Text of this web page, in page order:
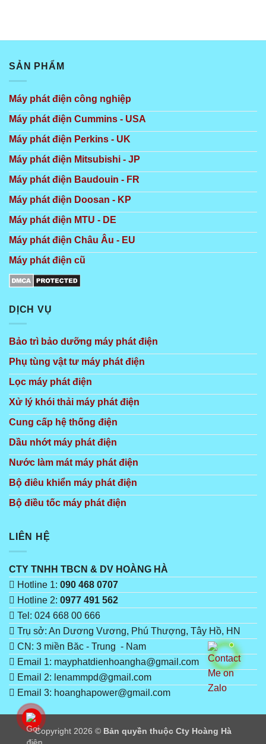
SẢN PHẨM
Máy phát điện công nghiệp
Máy phát điện Cummins - USA
Máy phát điện Perkins - UK
Máy phát điện Mitsubishi - JP
Máy phát điện Baudouin - FR
Máy phát điện Doosan - KP
Máy phát điện MTU - DE
Máy phát điện Châu Âu - EU
Máy phát điện cũ
DỊCH VỤ
Bảo trì bảo dưỡng máy phát điện
Phụ tùng vật tư máy phát điện
Lọc máy phát điện
Xử lý khói thải máy phát điện
Cung cấp hệ thống điện
Dầu nhớt máy phát điện
Nước làm mát máy phát điện
Bộ điêu khiển máy phát điện
Bộ điều tốc máy phát điện
LIÊN HỆ
CTY TNHH TBCN & DV HOÀNG HÀ
Hotline 1: 090 468 0707
Hotline 2: 0977 491 562
Tel: 024 668 00 666
Trụ sở: An Dương Vương, Phú Thượng, Tây Hồ, HN
CN: 3 miền Băc - Trung - Nam
Email 1: mayphatdienhoangha@gmail.com
Email 2: lenammpd@gmail.com
Email 3: hoanghapower@gmail.com
Copyright 2026 © Bản quyền thuộc Cty Hoàng Hà